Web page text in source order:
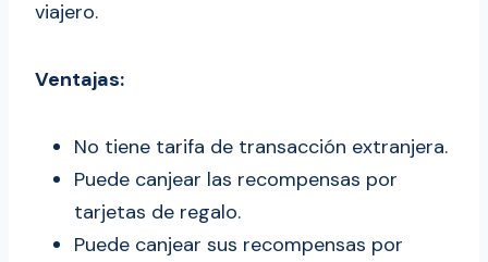
viajero.
Ventajas:
No tiene tarifa de transacción extranjera.
Puede canjear las recompensas por
tarjetas de regalo.
Puede canjear sus recompensas por